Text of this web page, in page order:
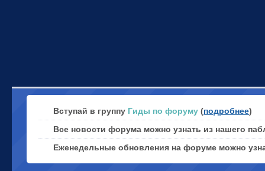
Вступай в группу Гиды по форуму (подробнее)
Все новости форума можно узнать из нашего
Еженедельные обновления на форуме можно